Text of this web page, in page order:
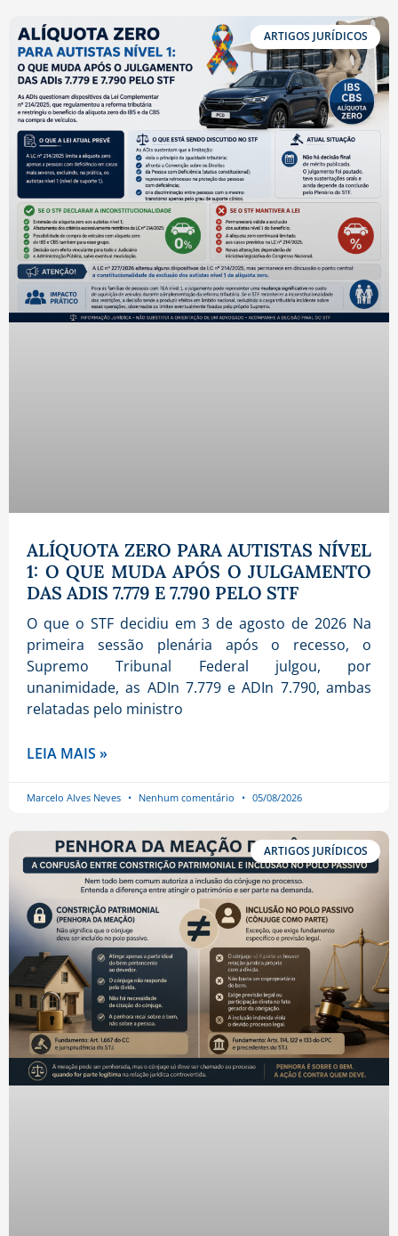
ARTIGOS JURÍDICOS
ALÍQUOTA ZERO PARA AUTISTAS NÍVEL
1: O QUE MUDA APÓS O JULGAMENTO
DAS ADIS 7.779 E 7.790 PELO STF
O que o STF decidiu em 3 de agosto de 2026 Na
primeira sessão plenária após o recesso, o
Supremo Tribunal Federal julgou, por
unanimidade, as ADIn 7.779 e ADIn 7.790, ambas
relatadas pelo ministro
LEIA MAIS »
Marcelo Alves Neves Nenhum comentário 05/08/2026
ARTIGOS JURÍDICOS